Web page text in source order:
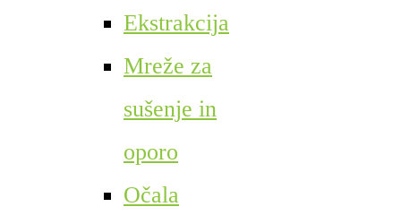
Ekstrakcija
Mreže za
sušenje in
oporo
Očala